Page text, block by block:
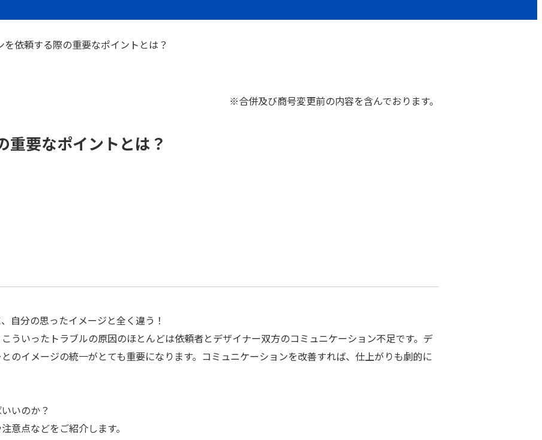
を依頼する際の重要なポイントとは？
※合併及び商号変更前の内容を含んでおります。
重要なポイントとは？
自分の思ったイメージと全く違う！
ういったトラブルの原因のほとんどは依頼者とデザイナー双方のコミュニケーション不足です。デ
のイメージの統一がとても重要になります。コミュニケーションを改善すれば、仕上がりも劇的に
いのか？
意点などをご紹介します。